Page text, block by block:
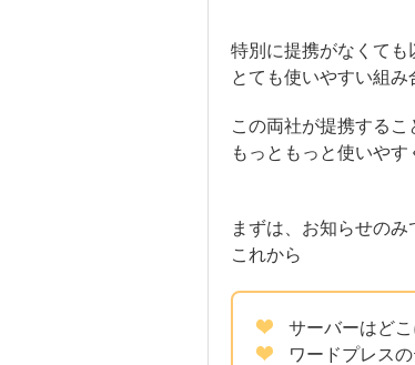
特別に提携がなくても
とても使いやすい組み
この両社が提携するこ
もっともっと使いやす
まずは、お知らせのみ
これから
サーバーはど
ワードプレス